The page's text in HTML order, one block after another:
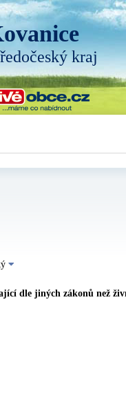
kraj
dle jiných zákonů než